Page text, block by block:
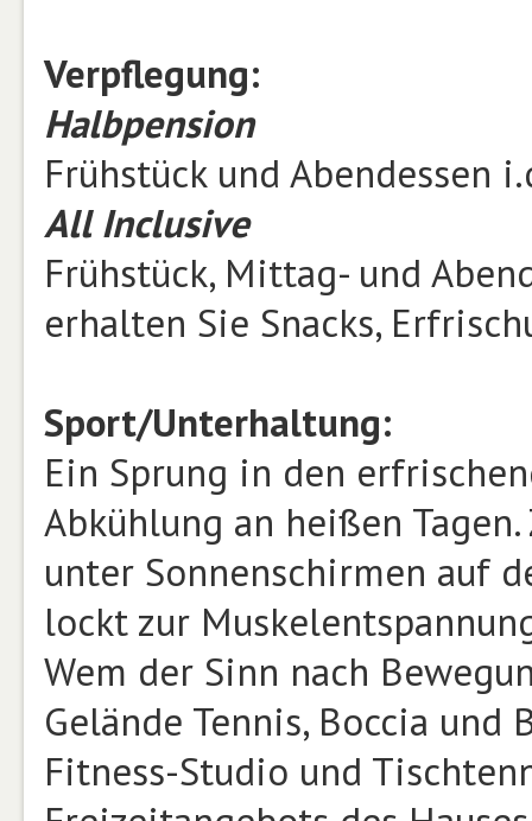
Verpflegung:
Halbpension
Frühstück und Abendessen
All Inclusive
Frühstück, Mittag- und
erhalten Sie Snacks,
Sport/Unterhaltung:
Ein Sprung in den
Abkühlung an heißen
unter Sonnenschirmen auf
lockt zur
Wem der Sinn nach
Gelände Tennis, Boccia und
Fitness-Studio und